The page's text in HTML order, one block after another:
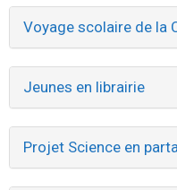
Voyage scolaire de la
Jeunes en librairie
Projet Science en